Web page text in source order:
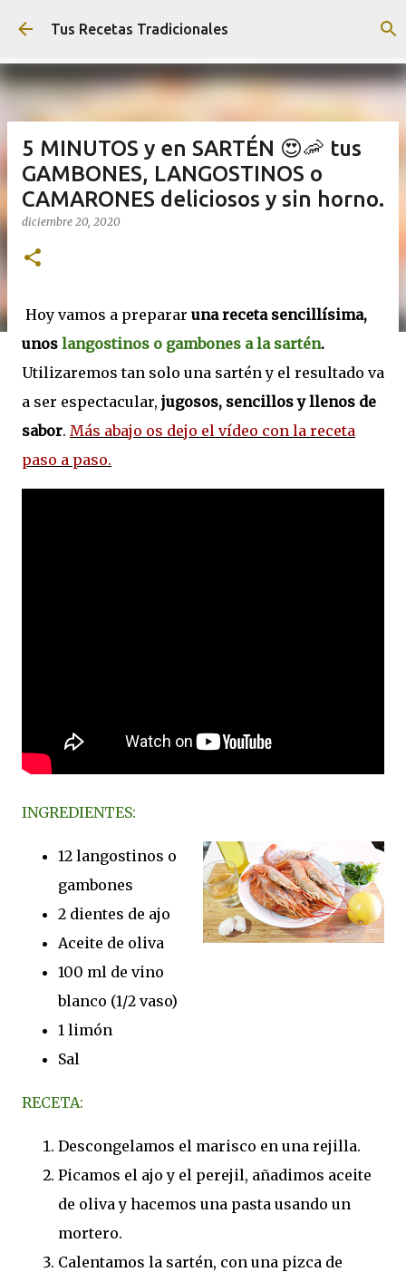
Ir al contenido principal
Tus Recetas Tradicionales
5 MINUTOS y en SARTÉN 😍🦐 tus
GAMBONES, LANGOSTINOS o
CAMARONES deliciosos y sin horno.
diciembre 20, 2020
Hoy vamos a preparar una receta sencillísima,
unos langostinos o gambones a la sartén.
Utilizaremos tan solo una sartén y el resultado va
a ser espectacular, jugosos, sencillos y llenos de
sabor. Más abajo os dejo el vídeo con la receta
paso a paso.
INGREDIENTES:
12 langostinos o
gambones
2 dientes de ajo
Aceite de oliva
100 ml de vino
blanco (1/2 vaso)
1 limón
Sal
RECETA:
Descongelamos el marisco en una rejilla.
Picamos el ajo y el perejil, añadimos aceite
de oliva y hacemos una pasta usando un
mortero.
Calentamos la sartén, con una pizca de